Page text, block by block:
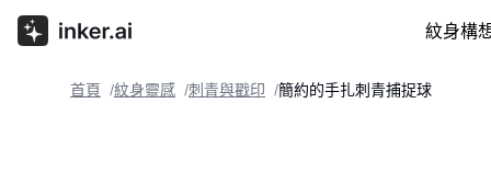
紋身構
首頁 /紋身靈感 /刺青與戳印 /簡約的手扎刺青捕捉球